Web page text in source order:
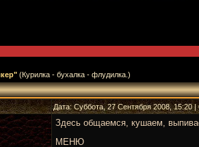
(Курилка - бухалка - флудилка.)
Дата: Суббота, 27 Сентября 2008, 15:20
Здесь общаемся, кушаем,
МЕНЮ